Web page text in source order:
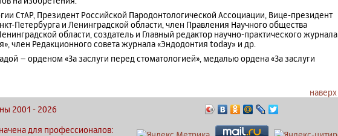
СтАР, Президент Российской Пародонтологической Ассоциации, Вице-президент
Петербурга и Ленинградской области, член Правления Научного общества
области, создатель и Главный редактор научно-практического журнала
член Редакционного совета журнала «Эндодонтия today» и др.
– орденом «За заслуги перед стоматологией», медалью ордена «За заслуги
наверх
2001 - 2026
для профессионалов: